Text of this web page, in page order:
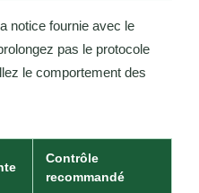
notice fournie avec le
pas le protocole
le comportement des
Contrôle
recommandé